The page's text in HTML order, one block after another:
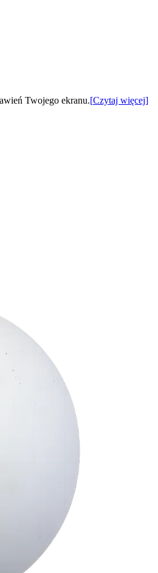
Twojego ekranu.[Czytaj więcej]